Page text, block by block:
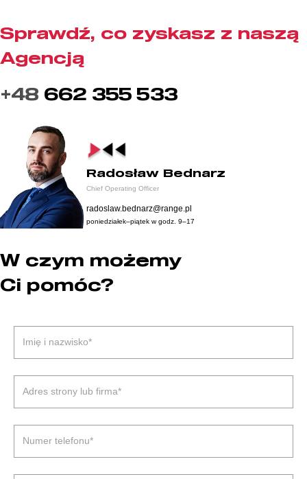
Sprawdź, co zyskasz z naszą
Agencją
+48 662 355 533
Radosław Bednarz
Chief Operating Officer
radoslaw.bednarz@range.pl
poniedziałek–piątek w godz. 9–17
W czym możemy
Ci pomóc?